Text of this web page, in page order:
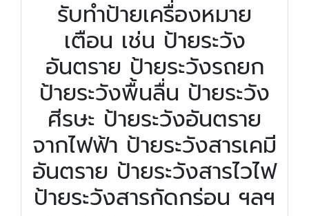
รับทำป้ายเครื่องหมาย
เตือน เช่น ป้ายระวัง
อันตราย ป้ายระวังรถยก
ป้ายระวังพื้นลื่น ป้ายระวัง
ศีรษะ ป้ายระวังอันตราย
จากไฟฟ้า ป้ายระวังสารเคมี
อันตราย ป้ายระวังสารไวไฟ
ป้ายระวังสารกัดกร่อน ฯลฯ